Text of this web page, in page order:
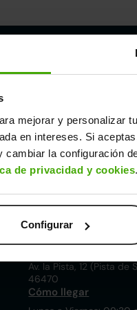
mejorar y personalizar
en intereses. Si
cambiar la configuración
de privacidad y cookies.
Configurar
857 881 521
Pol. ind. las Quemadas.
Cómo llegar
Lunes a Viernes: 09:30
Valencia
960 136 608
Av. la Pista, 12 (Pista de
46470
Cómo llegar